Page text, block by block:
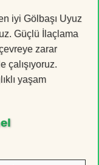
iyi Gölbaşı Uyuz
Güçlü İlaçlama
zarar
çalışıyoruz.
yaşam